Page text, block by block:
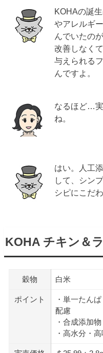
KOHAの誕
やアレルギ
んでいたの
改善しなく
与えられる
んですよ。
なるほど…
ね。
はい。人工
して、シン
シピにこだ
KOHA チキン＆
穀物 白米
ポイント
・単一たん
配慮
・合成添加
・高水分・